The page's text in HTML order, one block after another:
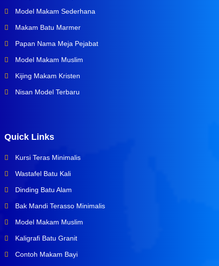
Model Makam Sederhana
Makam Batu Marmer
Papan Nama Meja Pejabat
Model Makam Muslim
Kijing Makam Kristen
Nisan Model Terbaru
Quick Links
Kursi Teras Minimalis
Wastafel Batu Kali
Dinding Batu Alam
Bak Mandi Terasso Minimalis
Model Makam Muslim
Kaligrafi Batu Granit
Contoh Makam Bayi